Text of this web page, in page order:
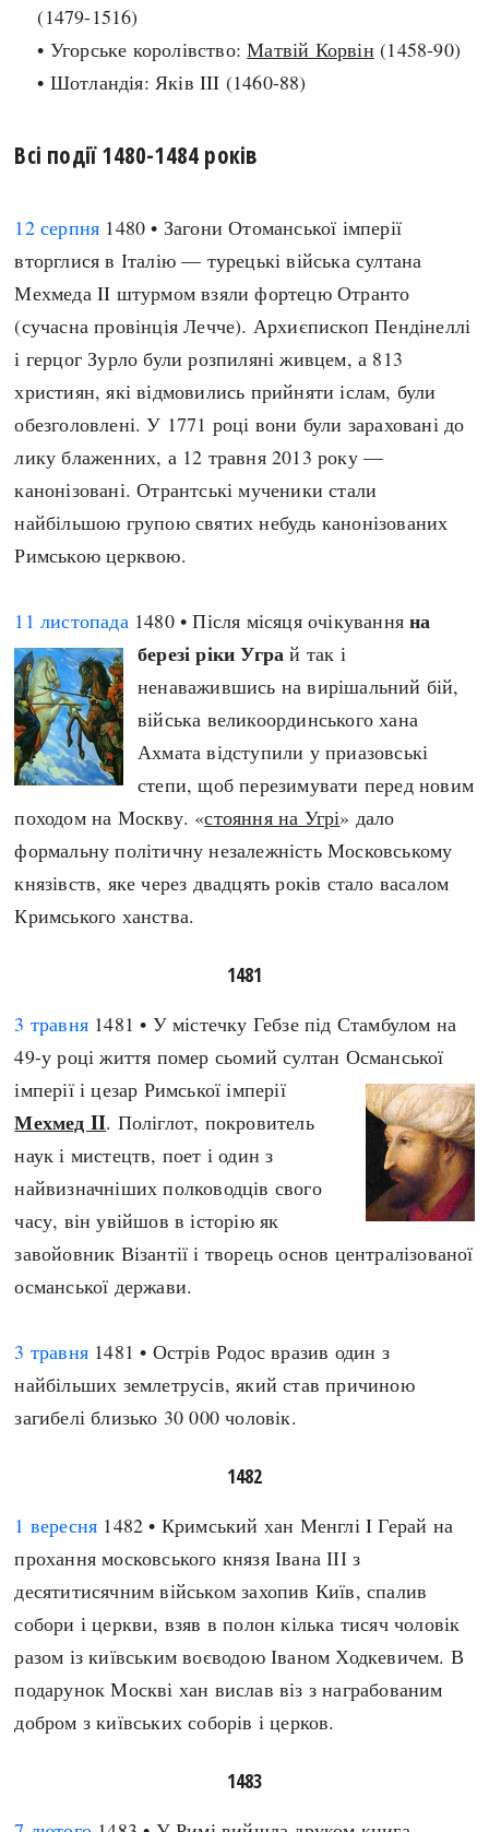
А(нта)рктика
Африка
Європа
#Хештеги
Автори
done
(1479-1516)
• Угорське королівство:Матвій Корвін (1458-90)
• Шотландія: Яків III (1460-88)
Всі події 1480-1484 років
12 серпня 1480 • Загони Отоманської імперії
вторглися в Італію — турецькі війська султана
Мехмеда II штурмом взяли фортецю Отранто
(сучасна провінція Лечче). Архиєпископ Пендінеллі
і герцог Зурло були розпиляні живцем, а 813
християн, які відмовились прийняти іслам, були
обезголовлені. У 1771 році вони були зараховані до
лику блаженних, а 12 травня 2013 року —
канонізовані. Отрантські мученики стали
найбільшою групою святих небудь канонізованих
Римською церквою.
11 листопада1480 • Після місяця очікуванняна
березі ріки Угра й так і
ненаважившись на вирішальний бій,
війська великоординського хана
Ахмата відступили у приазовські
степи, щоб перезимувати перед новим
походом на Москву. «стояння на Угрі» дало
формальну політичну незалежність Московському
князівств, яке через двадцять років стало васалом
Кримського ханства.
1481
3 травня 1481 • У містечку Гебзе під Стамбулом на
49-у році життя помер сьомий султан Османської
імперії і цезар Римської імперії
Мехмед II. Поліглот, покровитель
наук і мистецтв, поет і один з
найвизначніших полководців свого
часу, він увійшов в історію як
завойовник Візантії і творець основ централізованої
османської держави.
3 травня 1481 • Острів Родос вразив один з
найбільших землетрусів, який став причиною
загибелі близько 30 000 чоловік.
1482
1 вересня 1482 • Кримський хан Менглі I Герай на
прохання московського князя Івана ІІІ з
десятитисячним військом захопив Київ, спалив
собори і церкви, взяв в полон кілька тисяч чоловік
разом із київським воєводою Іваном Ходкевичем. В
подарунок Москві хан вислав віз з награбованим
добром з київських соборів і церков.
1483